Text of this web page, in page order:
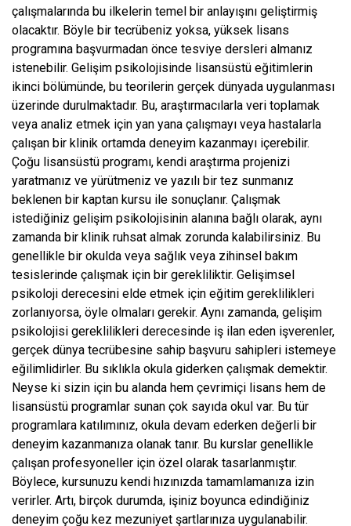
çalışmalarında bu ilkelerin temel bir anlayışını geliştirmiş
olacaktır. Böyle bir tecrübeniz yoksa, yüksek lisans
programına başvurmadan önce tesviye dersleri almanız
istenebilir. Gelişim psikolojisinde lisansüstü eğitimlerin
ikinci bölümünde, bu teorilerin gerçek dünyada uygulanması
üzerinde durulmaktadır. Bu, araştırmacılarla veri toplamak
veya analiz etmek için yan yana çalışmayı veya hastalarla
çalışan bir klinik ortamda deneyim kazanmayı içerebilir.
Çoğu lisansüstü programı, kendi araştırma projenizi
yaratmanız ve yürütmeniz ve yazılı bir tez sunmanız
beklenen bir kaptan kursu ile sonuçlanır. Çalışmak
istediğiniz gelişim psikolojisinin alanına bağlı olarak, aynı
zamanda bir klinik ruhsat almak zorunda kalabilirsiniz. Bu
genellikle bir okulda veya sağlık veya zihinsel bakım
tesislerinde çalışmak için bir gerekliliktir. Gelişimsel
psikoloji derecesini elde etmek için eğitim gereklilikleri
zorlanıyorsa, öyle olmaları gerekir. Aynı zamanda, gelişim
psikolojisi gereklilikleri derecesinde iş ilan eden işverenler,
gerçek dünya tecrübesine sahip başvuru sahipleri istemeye
eğilimlidirler. Bu sıklıkla okula giderken çalışmak demektir.
Neyse ki sizin için bu alanda hem çevrimiçi lisans hem de
lisansüstü programlar sunan çok sayıda okul var. Bu tür
programlara katılımınız, okula devam ederken değerli bir
deneyim kazanmanıza olanak tanır. Bu kurslar genellikle
çalışan profesyoneller için özel olarak tasarlanmıştır.
Böylece, kursunuzu kendi hızınızda tamamlamanıza izin
verirler. Artı, birçok durumda, işiniz boyunca edindiğiniz
deneyim çoğu kez mezuniyet şartlarınıza uygulanabilir.